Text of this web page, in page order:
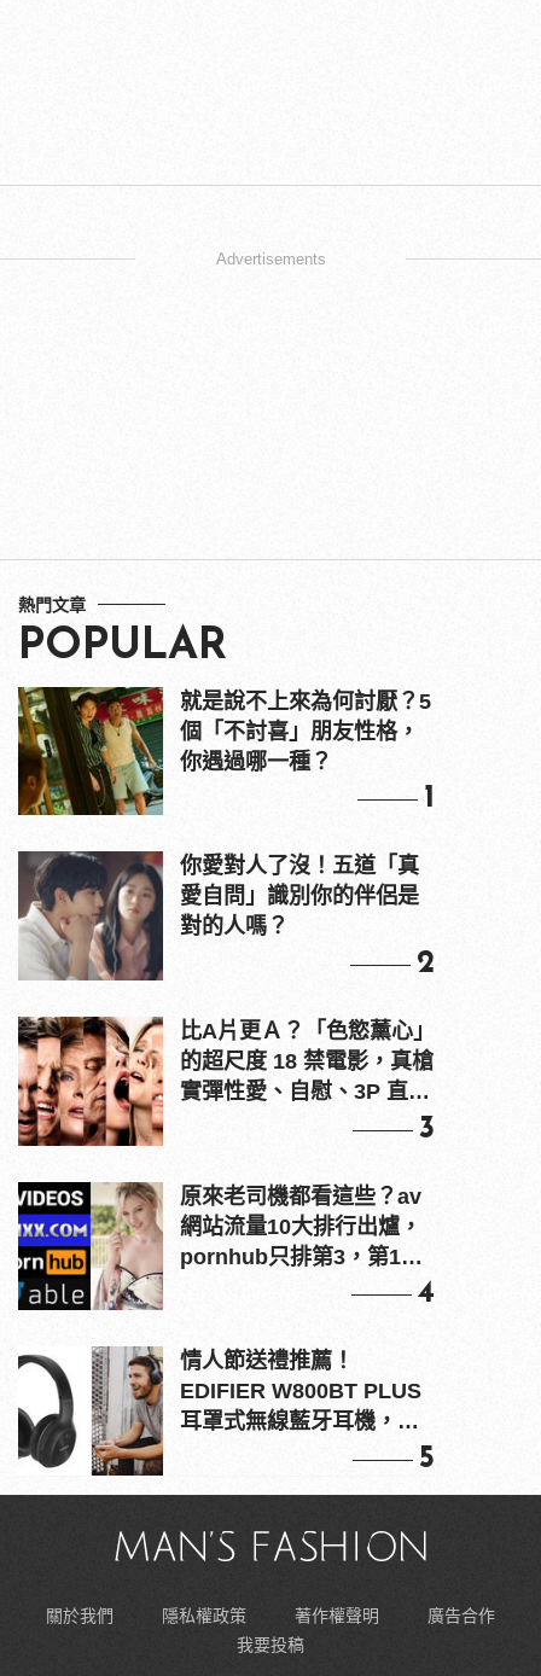
Advertisements
熱門文章
POPULAR
就是說不上來為何討厭？5
個「不討喜」朋友性格，
你遇過哪一種？
1
你愛對人了沒！五道「真
愛自問」識別你的伴侶是
對的人嗎？
2
比A片更Ａ？「色慾薰心」
的超尺度 18 禁電影，真槍
實彈性愛、自慰、3P 直接
3
原來老司機都看這些？av
網站流量10大排行出爐，
pornhub只排第3，第1名
4
情人節送禮推薦！
EDIFIER W800BT PLUS
耳罩式無線藍牙耳機，在
5
關於我們 隱私權政策 著作權聲明
廣告合作
我要投稿